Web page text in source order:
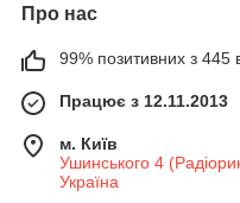
Про нас
99% позитивних з 445
Працює з 12.11.2013
м. Київ
Ушинського 4
Україна